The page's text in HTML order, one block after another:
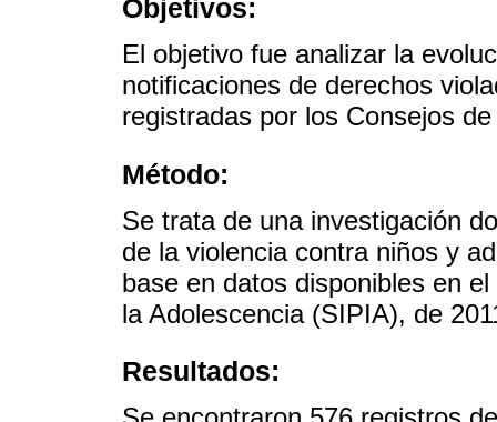
Objetivos:
El objetivo fue analizar la
notificaciones de derechos
registradas por los Consejos
Método:
Se trata de una investigación
de la violencia contra niños y
base en datos disponibles en
la Adolescencia (SIPIA), de
Resultados: